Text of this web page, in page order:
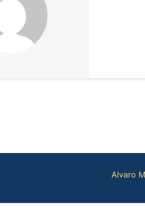
Alvaro